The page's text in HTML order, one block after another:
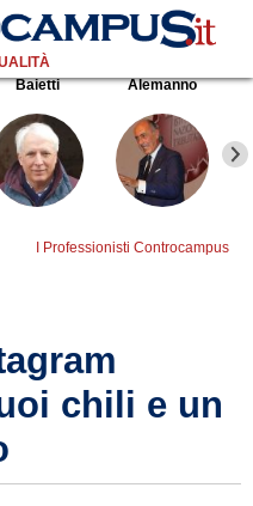
Baietti Alemanno
I Professionisti Controcampus
chili e un